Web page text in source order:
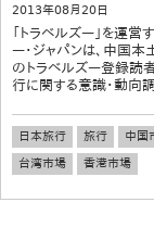
2013年08月20日
「トラベルズー」を運営
ー・ジャパンは、中国本
のトラベルズー登録読
行に関する意識・動向
日本旅行 旅行
中国
台湾市場
香港市場